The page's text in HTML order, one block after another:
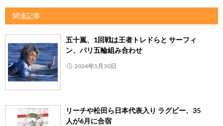
関連記事
五十嵐、1回戦は王者トレドらと サーフィ
ン、パリ五輪組み合わせ
2024年5月30日
リーチや松田ら日本代表入り ラグビー、35
人が6月に合宿